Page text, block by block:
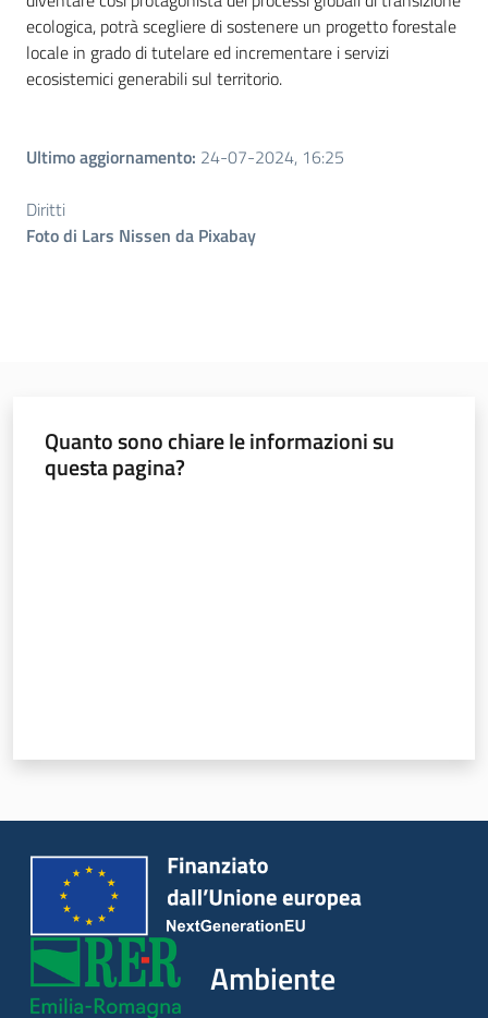
ecologica, potrà scegliere di sostenere un progetto forestale
locale in grado di tutelare ed incrementare i servizi
ecosistemici generabili sul territorio.
Ultimo aggiornamento: 24-07-2024, 16:25
Diritti
Foto di Lars Nissen da Pixabay
Quanto sono chiare le informazioni su
questa pagina?
Ambiente